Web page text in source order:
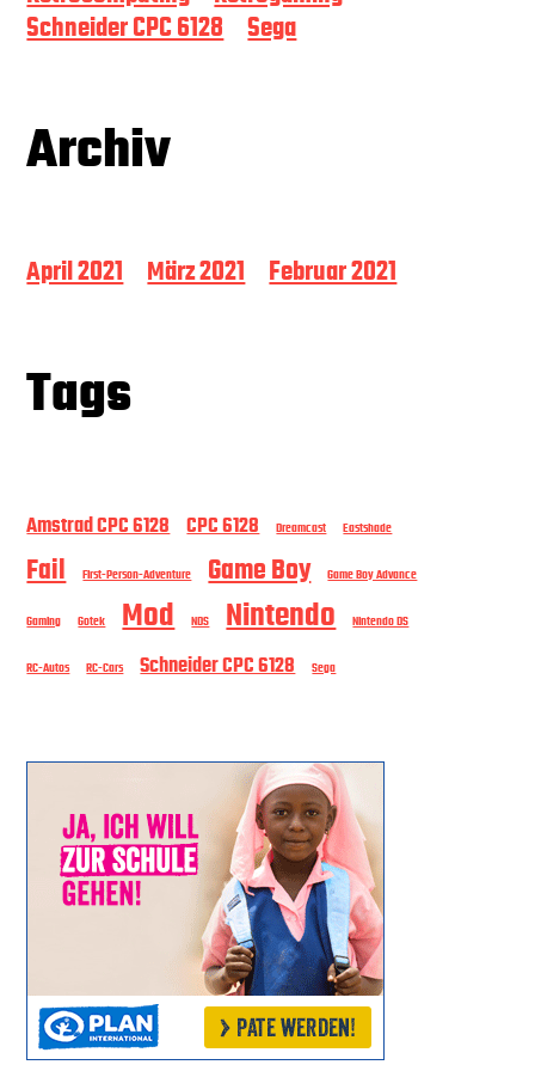
Schneider CPC 6128
Sega
Archiv
April 2021 März 2021 Februar 2021
Tags
Amstrad CPC 6128 CPC 6128 Dreamcast Eastshade
Fail First-Person-Adventure Game Boy Game Boy Advance
Gaming Gotek Mod NDS Nintendo Nintendo DS
RC-Autos RC-Cars Schneider CPC 6128 Sega